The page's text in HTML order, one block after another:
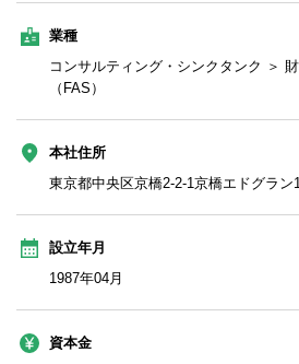
業種
コンサルティング・シンクタンク ＞
（FAS）
本社住所
東京都中央区京橋2-2-1京橋エドグラン
設立年月
1987年04月
資本金